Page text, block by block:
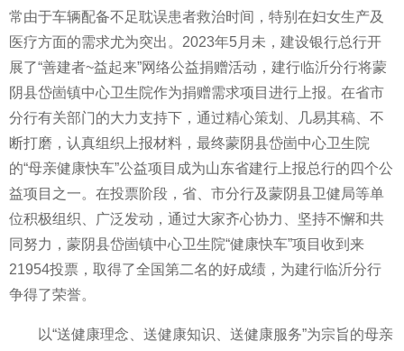
常由于车辆配备不足耽误患者救治时间，特别在妇女生产及
医疗方面的需求尤为突出。2023年5月未，建设银行总行开
展了“善建者~益起来”网络公益捐赠活动，建行临沂分行将蒙
阴县岱崮镇中心卫生院作为捐赠需求项目进行上报。在省市
分行有关部门的大力支持下，通过精心策划、几易其稿、不
断打磨，认真组织上报材料，最终蒙阴县岱崮中心卫生院
的“母亲健康快车”公益项目成为山东省建行上报总行的四个公
益项目之一。在投票阶段，省、市分行及蒙阴县卫健局等单
位积极组织、广泛发动，通过大家齐心协力、坚持不懈和共
同努力，蒙阴县岱崮镇中心卫生院“健康快车”项目收到来
21954投票，取得了全国第二名的好成绩，为建行临沂分行
争得了荣誉。
以“送健康理念、送健康知识、送健康服务”为宗旨的母亲